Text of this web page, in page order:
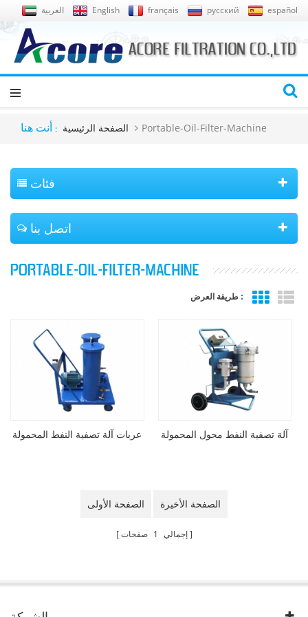
العربية English français русский español
أنت هنا : الصفحة الرئيسية Portable-Oil-Filter-Machine
فئات
اتصل بنا
PORTABLE-OIL-FILTER-MACHINE
طريقة العرض :
عربات آلة تصفية النفط المحمولة آلة تصفية النفط محول المحمولة
الصفحة الأولى الصفحة الأخيرة
إجمالي 1 صفحات